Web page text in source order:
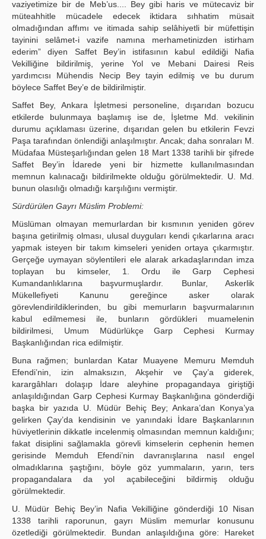
vaziyetimize bir de Meb’us.... Bey gibi haris ve mütecaviz bir
müteahhitle mücadele edecek iktidara sıhhatim müsait
olmadığından affımı ve itimada sahip selâhiyetli bir müfettişin
tayinini selâmet-i vazife namına merhametinizden istirham
ederim” diyen Saffet Bey’in istifasının kabul edildiği Nafia
Vekilliğine bildirilmiş, yerine Yol ve Mebani Dairesi Reis
yardımcısı Mühendis Necip Bey tayin edilmiş ve bu durum
böylece Saffet Bey’e de bildirilmiştir.
Saffet Bey, Ankara İşletmesi personeline, dışarıdan bozucu
etkilerde bulunmaya başlamış ise de, İşletme Md. vekilinin
durumu açıklaması üzerine, dışarıdan gelen bu etkilerin Fevzi
Paşa tarafından önlendiği anlaşılmıştır. Ancak; daha sonraları M.
Müdafaa Müsteşarlığından gelen 18 Mart 1338 tarihli bir şifrede
Saffet Bey’in İdarede yeni bir hizmette kullanılmasından
memnun kalınacağı bildirilmekte olduğu görülmektedir. U. Md.
bunun olasılığı olmadığı karşılığını vermiştir.
Sürdürülen Gayrı Müslim Problemi:
Müslüman olmayan memurlardan bir kısmının yeniden görev
başına getirilmiş olması, ulusal duyguları kendi çıkarlarına aracı
yapmak isteyen bir takım kimseleri yeniden ortaya çıkarmıştır.
Gerçeğe uymayan söylentileri ele alarak arkadaşlarından imza
toplayan bu kimseler, 1. Ordu ile Garp Cephesi
Kumandanlıklarına başvurmuşlardır. Bunlar, Askerlik
Mükellefiyeti Kanunu gereğince asker olarak
görevlendirildiklerinden, bu gibi memurların başvurmalarının
kabul edilmemesi ile, bunların gördükleri muamelenin
bildirilmesi, Umum Müdürlükçe Garp Cephesi Kurmay
Başkanlığından rica edilmiştir.
Buna rağmen; bunlardan Katar Muayene Memuru Memduh
Efendi’nin, izin almaksızın, Akşehir ve Çay’a giderek,
karargâhları dolaşıp İdare aleyhine propagandaya giriştiği
anlaşıldığından Garp Cephesi Kurmay Başkanlığına gönderdiği
başka bir yazıda U. Müdür Behiç Bey; Ankara’dan Konya’ya
gelirken Çay’da kendisinin ve yanındaki İdare Başkanlarının
hüviyetlerinin dikkatle incelenmiş olmasından memnun kaldığını;
fakat disiplini sağlamakla görevli kimselerin cephenin hemen
gerisinde Memduh Efendi’nin davranışlarına nasıl engel
olmadıklarına şaştığını, böyle göz yummaların, yarın, ters
propagandalara da yol açabileceğini bildirmiş olduğu
görülmektedir.
U. Müdür Behiç Bey’in Nafia Vekilliğine gönderdiği 10 Nisan
1338 tarihli raporunun, gayrı Müslim memurlar konusunu
özetlediği görülmektedir. Bundan anlaşıldığına göre: Hareket